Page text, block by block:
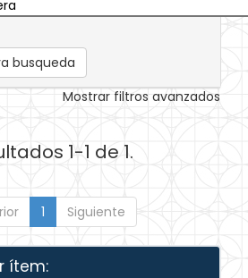
busqueda
Mostrar filtros avanzados
1-1 de 1.
1 Siguiente
ítem: